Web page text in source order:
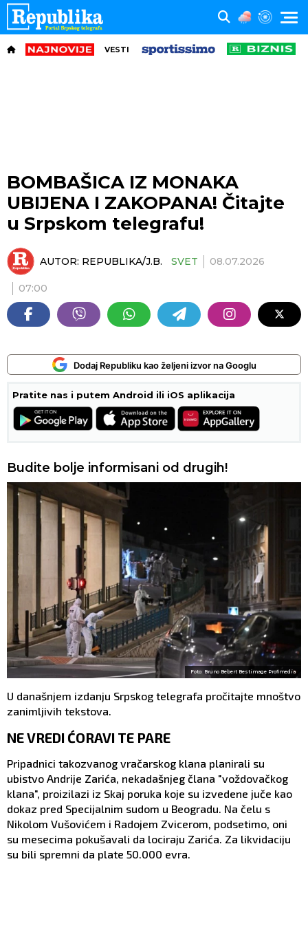
VESTI
BOMBAŠICA IZ MONAKA
UBIJENA I ZAKOPANA! Čitajte
u Srpskom telegrafu!
AUTOR: REPUBLIKA/J.B. SVET 08.07.2026
07:00
Dodaj Republiku kao željeni izvor na Googlu
Pratite nas i putem Android ili iOS aplikacija
Budite bolje informisani od drugih!
Foto: Bruno Bebert Bestimage Profimedia
U današnjem izdanju Srpskog telegrafa pročitajte mnoštvo
zanimljivih tekstova.
NE VREDI ĆORAVI TE PARE
Pripadnici takozvanog vračarskog klana planirali su
ubistvo Andrije Zarića, nekadašnjeg člana "voždovačkog
klana", proizilazi iz Skaj poruka koje su izvedene juče kao
dokaz pred Specijalnim sudom u Beogradu. Na čelu s
Nikolom Vušovićem i Radojem Zvicerom, podsetimo, oni
su mesecima pokušavali da lociraju Zarića. Za likvidaciju
su bili spremni da plate 50.000 evra.